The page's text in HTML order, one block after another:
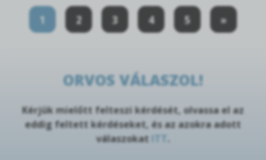
1 2 3 4 5 »
ORVOS VÁLASZOL!
Kérjük mielőtt felteszi kérdését, olvassa el az
eddig feltett kérdéseket, és az azokra adott
válaszokat